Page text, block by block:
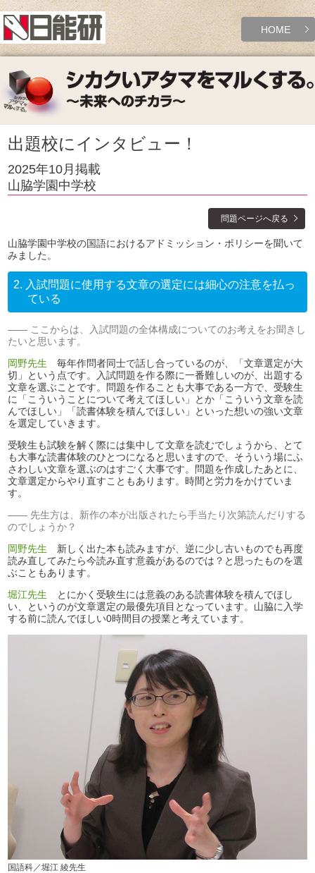
HOME
出題校にインタビュー！
2025年10月掲載
山脇学園中学校
問題ページへ戻る
山脇学園中学校の国語におけるアドミッション・ポリシーを聞いて
みました。
2. 入試問題に使用する文章の選定には細心の注意を払っ
ている
ここからは、入試問題の全体構成についてのお考えをお聞きし
たいと思います。
岡野先生 毎年作問者同士で話し合っているのが、「文章選定が大
切」という点です。入試問題を作る際に一番難しいのが、出題する
文章を選ぶことです。問題を作ることも大事である一方で、受験生
に「こういうことについて考えてほしい」とか「こういう文章を読
んでほしい」「読書体験を積んでほしい」といった想いの強い文章
を選定していきます。
受験生も試験を解く際には集中して文章を読むでしょうから、とて
も大事な読書体験のひとつになると思いますので、そういう場にふ
さわしい文章を選ぶのはすごく大事です。問題を作成したあとに、
文章選定からやり直すこともあります。時間と労力をかけていま
す。
先生方は、新作の本が出版されたら手当たり次第読んだりする
のでしょうか？
岡野先生 新しく出た本も読みますが、逆に少し古いものでも再度
読み直してみたら今読み直す意義があるのでは？と思ったものを選
ぶこともあります。
堀江先生 とにかく受験生には意義のある読書体験を積んでほし
い、というのが文章選定の最優先項目となっています。山脇に入学
する前に読んでほしい0時間目の授業と考えています。
国語科／堀江 綾先生